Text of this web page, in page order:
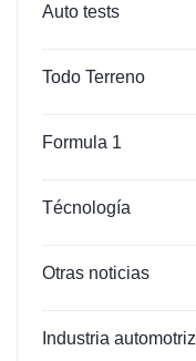
Auto tests
Todo Terreno
Formula 1
Técnología
Otras noticias
Industria automotriz